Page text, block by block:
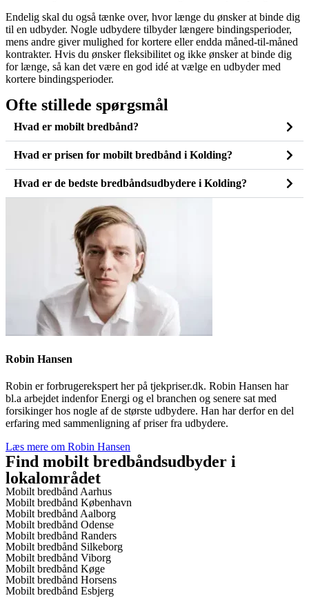
Endelig skal du også tænke over, hvor længe du ønsker at binde dig
til en udbyder. Nogle udbydere tilbyder længere bindingsperioder,
mens andre giver mulighed for kortere eller endda måned-til-måned
kontrakter. Hvis du ønsker fleksibilitet og ikke ønsker at binde dig
for længe, så kan det være en god idé at vælge en udbyder med
kortere bindingsperioder.
Ofte stillede spørgsmål
Hvad er mobilt bredbånd?
Hvad er prisen for mobilt bredbånd i Kolding?
Hvad er de bedste bredbåndsudbydere i Kolding?
Robin Hansen
Robin er forbrugerekspert her på tjekpriser.dk. Robin Hansen har
bl.a arbejdet indenfor Energi og el branchen og senere sat med
forsikinger hos nogle af de største udbydere. Han har derfor en del
erfaring med sammenligning af priser fra udbydere.
Læs mere om Robin Hansen
Find mobilt bredbåndsudbyder i
lokalområdet
Mobilt bredbånd Aarhus
Mobilt bredbånd København
Mobilt bredbånd Aalborg
Mobilt bredbånd Odense
Mobilt bredbånd Randers
Mobilt bredbånd Silkeborg
Mobilt bredbånd Viborg
Mobilt bredbånd Køge
Mobilt bredbånd Horsens
Mobilt bredbånd Esbjerg